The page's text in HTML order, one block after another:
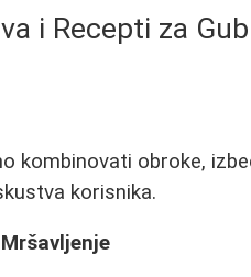
i Recepti za
kombinovati obroke,
korisnika.